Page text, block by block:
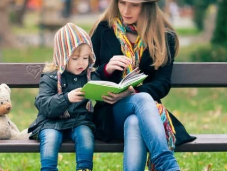
コのミニ絵本が入った絵本セット Amazonはこちら